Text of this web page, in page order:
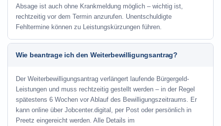
Absage ist auch ohne Krankmeldung möglich – wichtig ist,
rechtzeitig vor dem Termin anzurufen. Unentschuldigte
Fehltermine können zu Leistungskürzungen führen.
Wie beantrage ich den Weiterbewilligungsantrag?
Der Weiterbewilligungsantrag verlängert laufende Bürgergeld-
Leistungen und muss rechtzeitig gestellt werden – in der Regel
spätestens 6 Wochen vor Ablauf des Bewilligungszeitraums. Er
kann online über Jobcenter.digital, per Post oder persönlich in
Preetz eingereicht werden. Alle Details im